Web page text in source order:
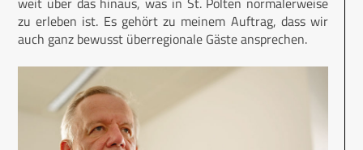
zu erleben ist. Es gehört zu meinem Auftrag, dass wir
auch ganz bewusst überregionale Gäste ansprechen.